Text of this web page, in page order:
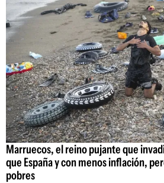
Marruecos, el reino pujante que
que España y con menos inflación,
pobres